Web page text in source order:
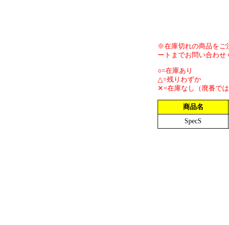
※在庫切れの商品をご
ートまでお問い合わせ
○=在庫あり
△=残りわずか
✕=在庫なし（廃番では
商品名
SpecS